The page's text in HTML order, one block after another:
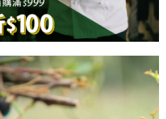
上)免運費